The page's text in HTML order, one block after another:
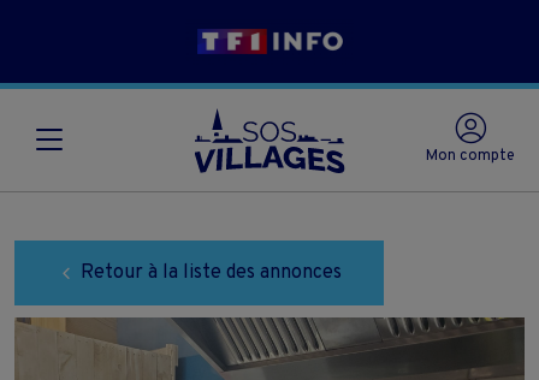
Mon compte
Retour à la liste des annonces